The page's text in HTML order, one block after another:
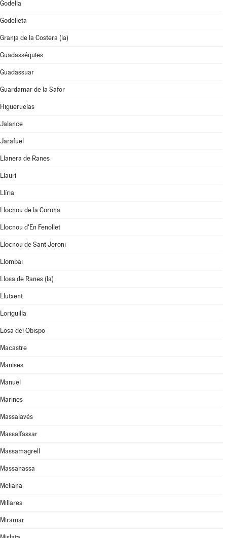
Godella
Godelleta
Granja de la Costera (la)
Guadasséquies
Guadassuar
Guardamar de la Safor
Higueruelas
Jalance
Jarafuel
Llanera de Ranes
Llaurí
Llíria
Llocnou de la Corona
Llocnou d'En Fenollet
Llocnou de Sant Jeroni
Llombai
Llosa de Ranes (la)
Llutxent
Loriguilla
Losa del Obispo
Macastre
Manises
Manuel
Marines
Massalavés
Massalfassar
Massamagrell
Massanassa
Meliana
Millares
Miramar